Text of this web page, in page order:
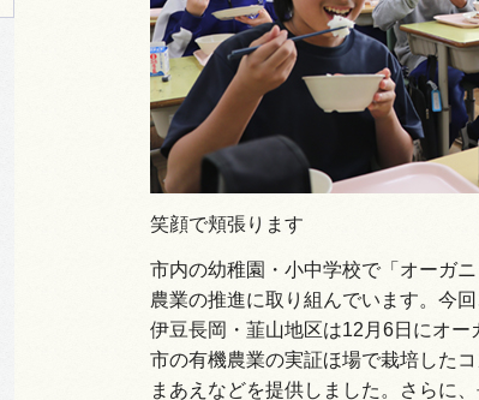
いで湯のまち 伊豆の国市の観光情報
笑顔で頬張ります
市内の幼稚園・小中学校で「オーガ
農業の推進に取り組んでいます。今
伊豆長岡・韮山地区は12月6日にオー
市の有機農業の実証ほ場で栽培した
まあえなどを提供しました。さらに